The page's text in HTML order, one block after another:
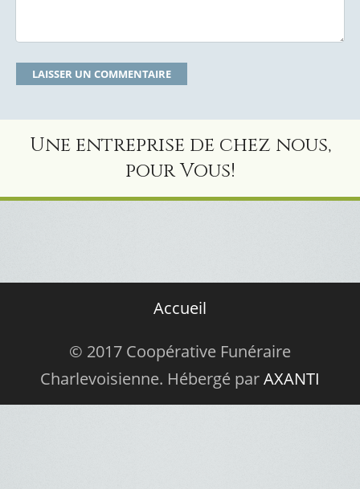
Une entreprise de chez nous,
pour Vous!
Accueil
© 2017 Coopérative Funéraire
Charlevoisienne. Hébergé parAXANTI